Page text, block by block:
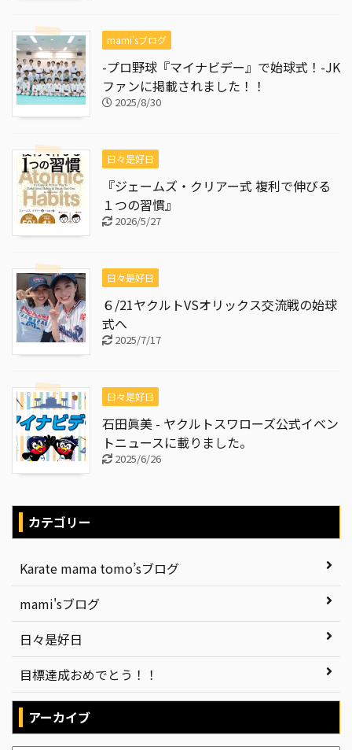
mami'sブログ
-プロ野球『マイナビデー』で始球式！-JK
ファンに掲載されました！！
2025/8/30
日々是好日
『ジェームズ・クリアー式 複利で伸びる
１つの習慣』
2026/5/27
日々是好日
６/21ヤクルトVSオリックス交流戦の始球
式へ
2025/7/17
日々是好日
石田眞美 - ヤクルトスワローズ公式イベン
トニュースに載りました。
2025/6/26
カテゴリー
Karate mama tomo’sブログ
mami'sブログ
日々是好日
目標達成おめでとう！！
アーカイブ